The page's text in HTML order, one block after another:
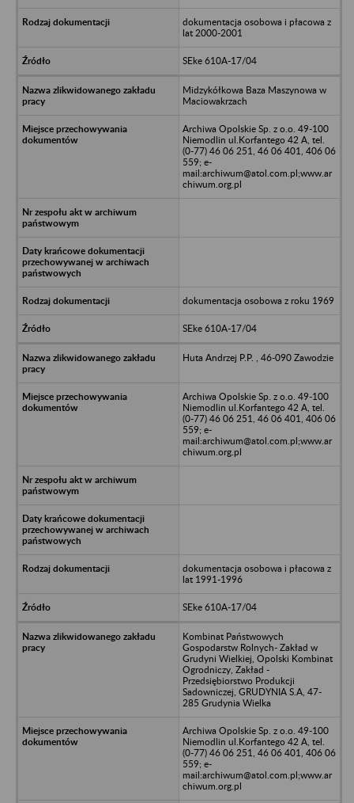
dokumentacja osobowa i płacowa z
lat 2000-2001
SEke 610A-17/04
Midzykółkowa Baza Maszynowa w
Maciowakrzach
Archiwa Opolskie Sp. z o.o. 49-100
Niemodlin ul.Korfantego 42 A, tel.
(0-77) 46 06 251, 46 06 401, 406 06
559; e-
mail:archiwum@atol.com.pl;www.ar
chiwum.org.pl
dokumentacja osobowa z roku 1969
SEke 610A-17/04
Huta Andrzej P.P. , 46-090 Zawodzie
Archiwa Opolskie Sp. z o.o. 49-100
Niemodlin ul.Korfantego 42 A, tel.
(0-77) 46 06 251, 46 06 401, 406 06
559; e-
mail:archiwum@atol.com.pl;www.ar
chiwum.org.pl
dokumentacja osobowa i płacowa z
lat 1991-1996
SEke 610A-17/04
Kombinat Państwowych
Gospodarstw Rolnych- Zakład w
Grudyni Wielkiej, Opolski Kombinat
Ogrodniczy, Zakład -
Przedsiębiorstwo Produkcji
Sadowniczej, GRUDYNIA S.A, 47-
285 Grudynia Wielka
Archiwa Opolskie Sp. z o.o. 49-100
Niemodlin ul.Korfantego 42 A, tel.
(0-77) 46 06 251, 46 06 401, 406 06
559; e-
mail:archiwum@atol.com.pl;www.ar
chiwum.org.pl